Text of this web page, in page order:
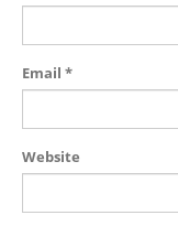
Email *
Website